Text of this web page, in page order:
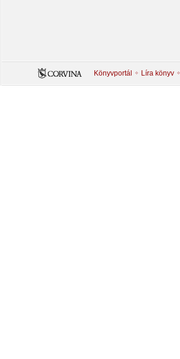
Könyvportál Líra könyv